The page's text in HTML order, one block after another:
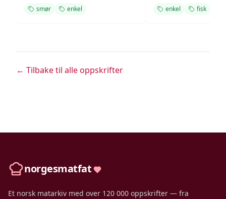
smør enkel enkel fisk
← Tilbake til alle oppskrifter
norgesmatfat
Et norsk matarkiv med over 120 000 oppskrifter — fra